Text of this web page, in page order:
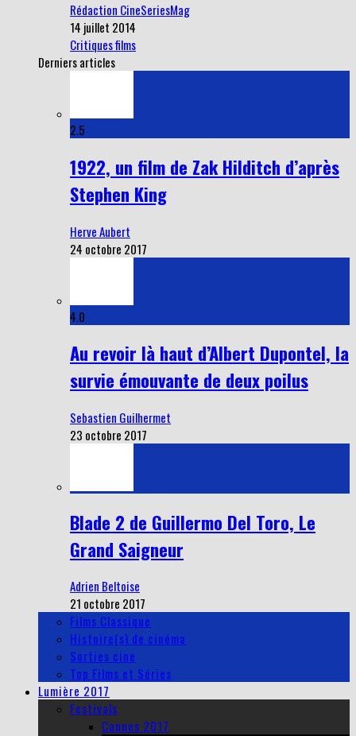
Rédaction CineSeriesMag
14 juillet 2014
Critiques films
Derniers articles
2.5
1922, un film de Zak Hilditch d’après
Stephen King
Herve Aubert
24 octobre 2017
4.0
Au revoir là haut d’Albert Dupontel, la
survie émouvante de deux poilus
Sebastien Guilhermet
23 octobre 2017
Blade 2 de Guillermo Del Toro, Le
Grand Saigneur
Adrien Beltoise
21 octobre 2017
Films Classique
Histoire(s) de cinéma
Sorties cine
Top Films et Séries
Lumière 2017
Festivals
Cannes 2017